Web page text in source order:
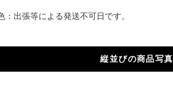
：出張等による発送不可日です。
縦並びの商品写真